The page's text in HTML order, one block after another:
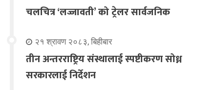
चलचित्र ‘लज्जावती’ को ट्रेलर सार्वजनिक
२१ श्रावण २०८३, बिहीबार
तीन अन्तरराष्ट्रिय संस्थालाई स्पष्टीकरण सोध्न
सरकारलाई निर्देशन